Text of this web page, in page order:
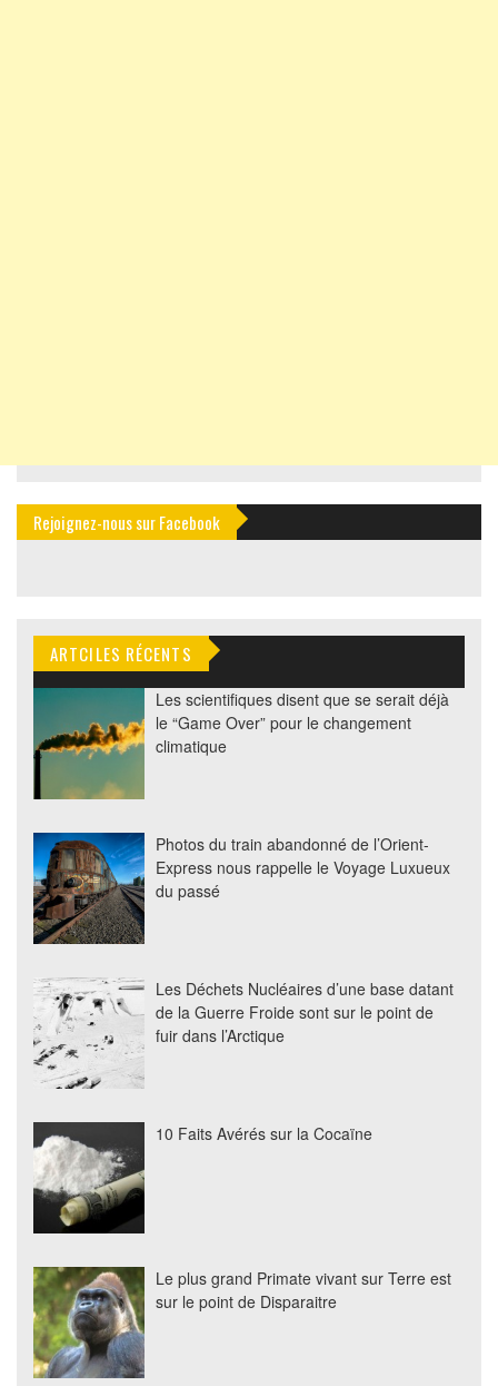
Rejoignez-nous sur Facebook
ARTCILES RÉCENTS
Les scientifiques disent que se serait déjà
le “Game Over” pour le changement
climatique
Photos du train abandonné de l’Orient-
Express nous rappelle le Voyage Luxueux
du passé
Les Déchets Nucléaires d’une base datant
de la Guerre Froide sont sur le point de
fuir dans l’Arctique
10 Faits Avérés sur la Cocaïne
Le plus grand Primate vivant sur Terre est
sur le point de Disparaitre